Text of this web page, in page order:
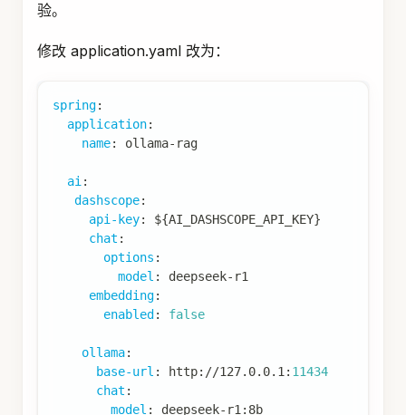
验。
修改 application.yaml 改为：
spring:
application:
name: ollama- rag
ai:
dashscope:
api-key: ${AI_DASHSCOPE_API_KEY}
chat :
options :
model : deepseek- r1
embedding:
enabled : false
ollama:
base-url : http: //127.0.0.1: 11434
chat :
model : deepseek- r1: 8b